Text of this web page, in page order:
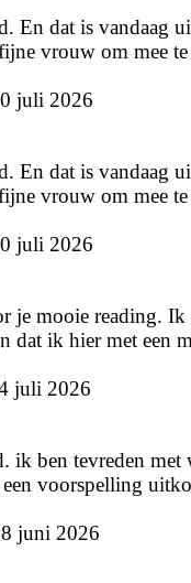
En dat is vandaag
vrouw om mee te
juli 2026
En dat is vandaag
vrouw om mee te
juli 2026
je mooie reading.
dat ik hier met
juli 2026
ik ben tevreden
voorspelling
juni 2026